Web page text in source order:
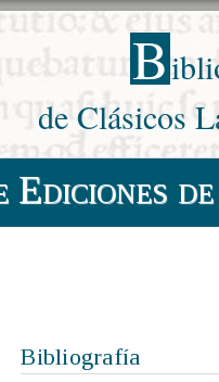
B
de Clásicos
Ediciones
Bibliografía